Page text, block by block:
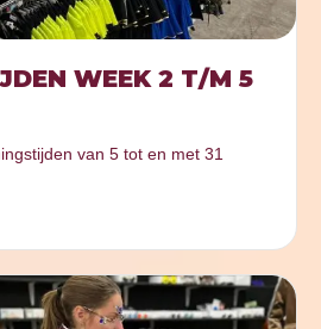
WEEK 2 T/M 5
van 5 tot en met 31